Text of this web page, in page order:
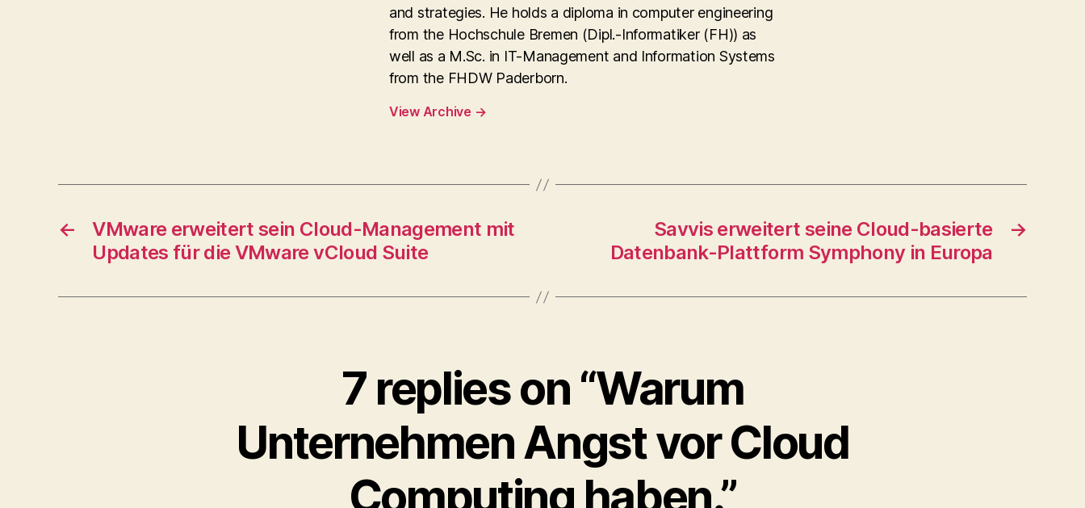
and strategies. He holds a diploma in computer engineering
from the Hochschule Bremen (Dipl.-Informatiker (FH)) as
well as a M.Sc. in IT-Management and Information Systems
from the FHDW Paderborn.
View Archive →
←
VMware erweitert sein Cloud-Management mit
Updates für die VMware vCloud Suite
→
Savvis erweitert seine Cloud-basierte
Datenbank-Plattform Symphony in Europa
7 replies on “Warum
Unternehmen Angst vor Cloud
Computing haben.”